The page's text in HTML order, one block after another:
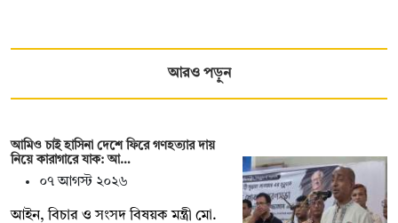
আরও পড়ুন
আমিও চাই হাসিনা দেশে ফিরে গণহত্যার দায়
নিয়ে কারাগারে যাক: আ…
০৭ আগস্ট ২০২৬
আইন, বিচার ও সংসদ বিষয়ক মন্ত্রী মো.